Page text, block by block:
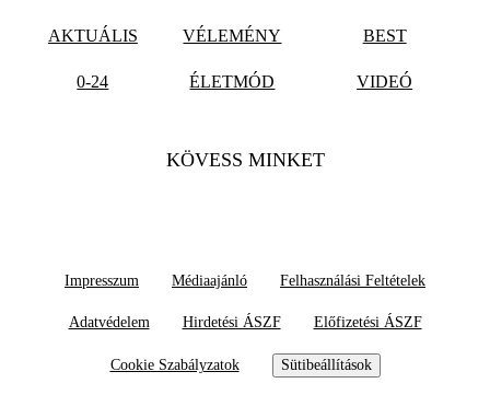
AKTUÁLIS VÉLEMÉNY BEST
0-24 ÉLETMÓD VIDEÓ
KÖVESS MINKET
Impresszum Médiaajánló Felhasználási Feltételek
Adatvédelem Hirdetési ÁSZF Előfizetési ÁSZF
Cookie Szabályzatok Sütibeállítások